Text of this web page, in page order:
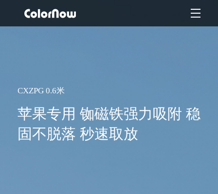
CXZPG 0.6米
苹果专用 铷磁铁强力吸附 稳
固不脱落 秒速取放